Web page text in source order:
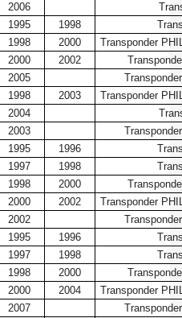
2006
1995 1998
1998 2000
Transponder
2000 2002
2005
1998 2003
Transponder
2004
2003
1995 1996
1997 1998
1998 2000
2000 2002
Transponder
2002
1995 1996
1997 1998
1998 2000
2000 2004
Transponder
2007